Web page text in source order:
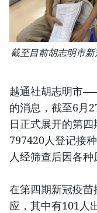
截至目前胡志明市
越通社胡志明市
的消息，截至6月
日正式展开的第
797420人登记接
人经筛查后因各种
在第四期新冠疫
应，其中有101人